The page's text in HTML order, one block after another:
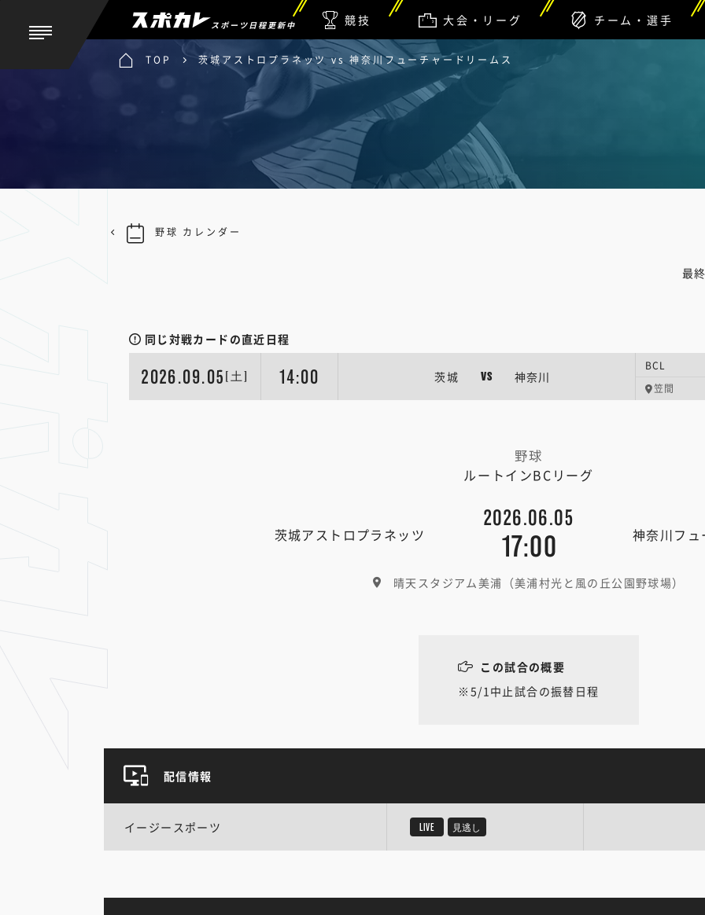
スポーツ日程更新中 競技 大会・リーグ チーム・選手
TOP 茨城アストロプラネッツ vs 神奈川フューチャードリームス
最
同じ対戦カードの直近日程
2026.09.05 [土] 14:00 茨城 VS 神奈川
BCL
笠間
野球
ルートインBCリーグ
茨城アストロプラネッツ
2026.06.05
17:00 神奈川フ
晴天スタジアム美浦（美浦村光と風の丘公園野球場）
野球 カレンダー
この試合の概要
※5/1中止試合の振替日程
配信情報
イージースポーツ LIVE 見逃し